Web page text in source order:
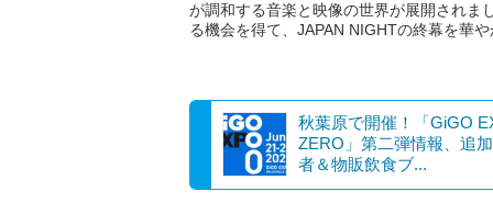
が調和する音楽と映像の世界が展開されま
る機会を得て、JAPAN NIGHTの終幕を華や
秋葉原で開催！「GiGO
ZERO」第二弾情報、追
者＆物販飲食ブ...